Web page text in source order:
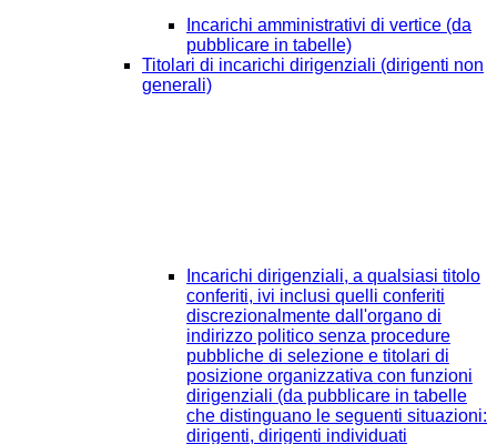
Incarichi amministrativi di vertice (da
pubblicare in tabelle)
Titolari di incarichi dirigenziali (dirigenti non
generali)
Incarichi dirigenziali, a qualsiasi titolo
conferiti, ivi inclusi quelli conferiti
discrezionalmente dall'organo di
indirizzo politico senza procedure
pubbliche di selezione e titolari di
posizione organizzativa con funzioni
dirigenziali (da pubblicare in tabelle
che distinguano le seguenti situazioni:
dirigenti, dirigenti individuati